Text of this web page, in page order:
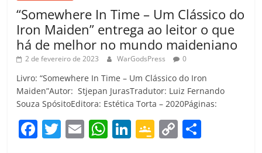
“Somewhere In Time – Um Clássico do
Iron Maiden” entrega ao leitor o que
há de melhor no mundo maideniano
2 de fevereiro de 2023 WarGodsPress 0
Livro: “Somewhere In Time – Um Clássico do Iron
Maiden”Autor: Stjepan JurasTradutor: Luiz Fernando
Souza SpósitoEditora: Estética Torta – 2020Páginas:
F T E W Li G C